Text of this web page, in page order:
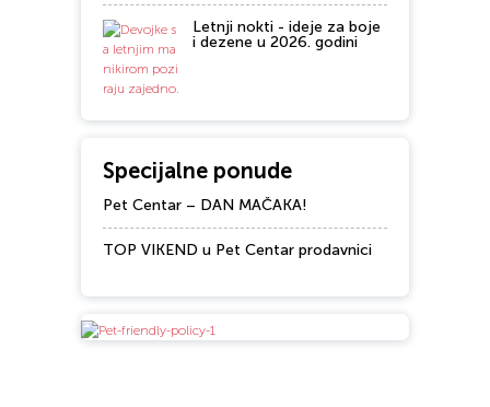
Letnji nokti - ideje za boje
i dezene u 2026. godini
Specijalne ponude
Pet Centar – DAN MAČAKA!
TOP VIKEND u Pet Centar prodavnici